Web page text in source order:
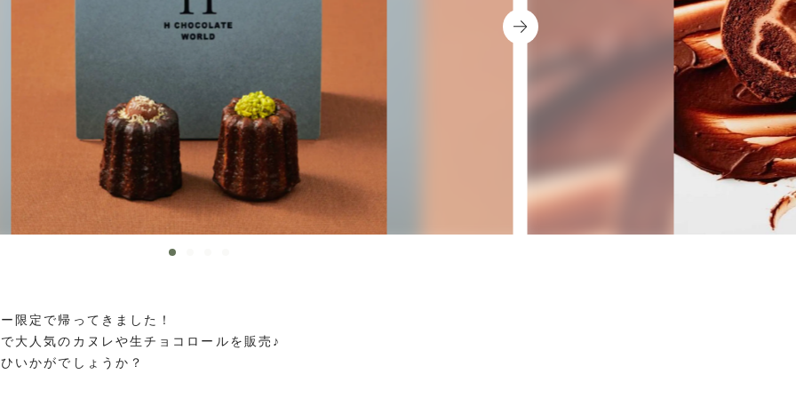
限定で帰ってきました！
大人気のカヌレや生チョコロールを販売♪
いかがでしょうか？